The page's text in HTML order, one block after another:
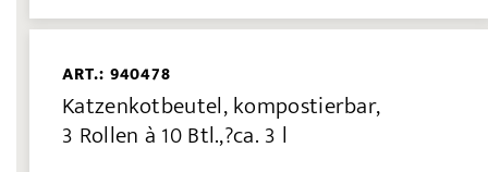
ART.: 940478
Katzenkotbeutel, kompostierbar,
3 Rollen à 10 Btl.,?ca. 3 l